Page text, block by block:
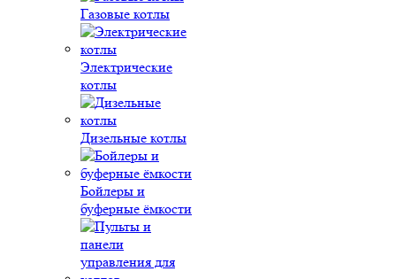
Газовые котлы
Электрические
котлы
Дизельные котлы
Бойлеры и
буферные ёмкости